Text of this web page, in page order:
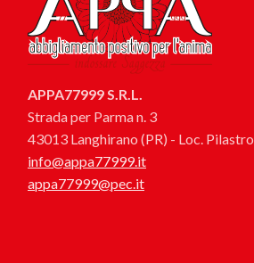
APPA77999 S.R.L.
Strada per Parma n. 3
43013 Langhirano (PR) - Loc. Pilastro
info@appa77999.it
appa77999@pec.it